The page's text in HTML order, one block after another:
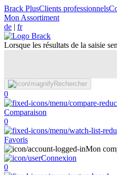
Brack PlusClients professionnels
Mon Assortiment
de | fr
Lorsque les résultats de la saisie
Rechercher
0
Comparaison
0
Favoris
Mon
Connexion
0